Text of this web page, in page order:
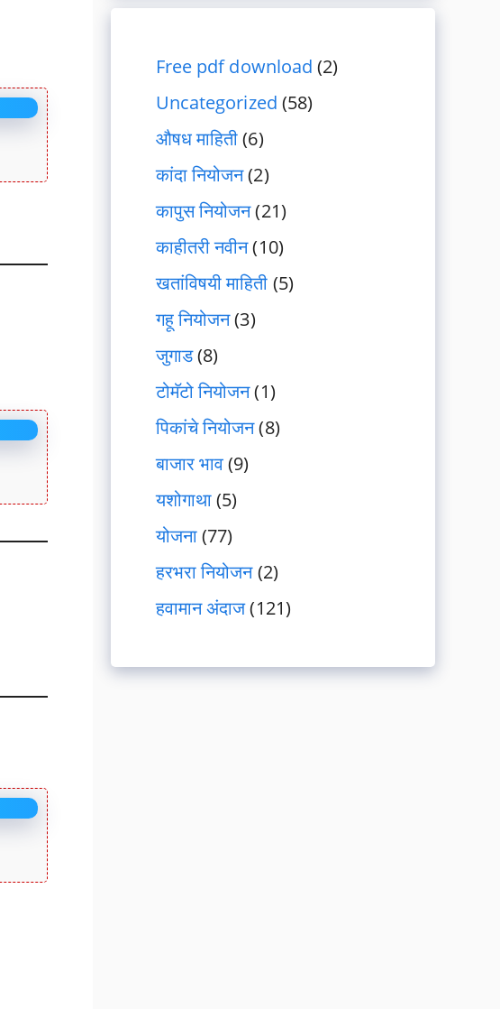
Free pdf download (2)
Uncategorized (58)
औषध माहिती(6)
कांदा नियोजन(2)
कापुस नियोजन(21)
काहीतरी नवीन(10)
खतांविषयी माहिती (5)
गहू नियोजन(3)
जुगाड(8)
टोमॅटो नियोजन(1)
पिकांचे नियोजन(8)
बाजार भाव(9)
यशोगाथा(5)
योजना(77)
हरभरा नियोजन(2)
हवामान अंदाज(121)